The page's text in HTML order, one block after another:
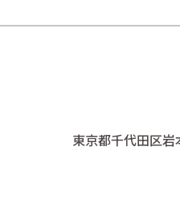
東京都千代田区岩